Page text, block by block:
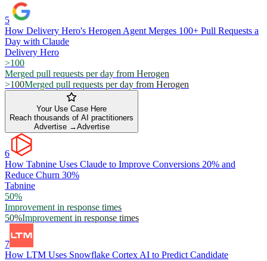
5
How Delivery Hero's Herogen Agent Merges 100+ Pull Requests a
Day with Claude
Delivery Hero
>100
Merged pull requests per day from Herogen
>100Merged pull requests per day from Herogen
Your Use Case Here
Reach thousands of AI practitioners
Advertise →Advertise
6
How Tabnine Uses Claude to Improve Conversions 20% and
Reduce Churn 30%
Tabnine
50%
Improvement in response times
50%Improvement in response times
7
How LTM Uses Snowflake Cortex AI to Predict Candidate